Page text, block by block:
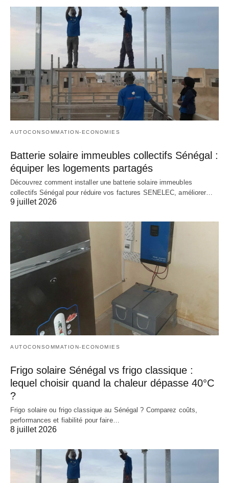
AUTOCONSOMMATION-ECONOMIES
Batterie solaire immeubles collectifs Sénégal :
équiper les logements partagés
Découvrez comment installer une batterie solaire immeubles
collectifs Sénégal pour réduire vos factures SENELEC, améliorer…
9 juillet 2026
AUTOCONSOMMATION-ECONOMIES
Frigo solaire Sénégal vs frigo classique :
lequel choisir quand la chaleur dépasse 40°C
?
Frigo solaire ou frigo classique au Sénégal ? Comparez coûts,
performances et fiabilité pour faire…
8 juillet 2026